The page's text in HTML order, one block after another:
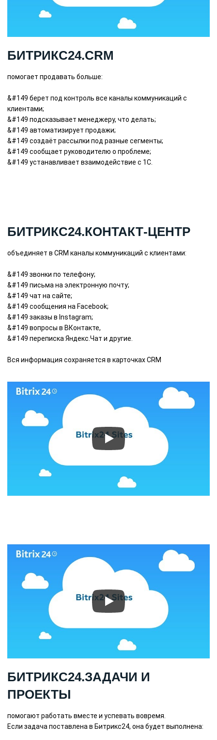
БИТРИКС24.CRM
помогает продавать больше:
&#149 берет под контроль все каналы коммуникаций с
клиентами;
&#149 подсказывает менеджеру, что делать;
&#149 автоматизирует продажи;
&#149 создаёт рассылки под разные сегменты;
&#149 сообщает руководителю о проблеме;
&#149 устанавливает взаимодействие с 1С.
БИТРИКС24.КОНТАКТ-ЦЕНТР
объединяет в CRM каналы коммуникаций с клиентами:
&#149 звонки по телефону;
&#149 письма на электронную почту;
&#149 чат на сайте;
&#149 сообщения на Facebook;
&#149 заказы в Instagram;
&#149 вопросы в ВКонтакте,
&#149 переписка Яндекс.Чат и другие.
Вся информация сохраняется в карточках CRM
БИТРИКС24.ЗАДАЧИ И
ПРОЕКТЫ
помогают работать вместе и успевать вовремя.
Если задача поставлена в Битрикс24, она будет выполнена: